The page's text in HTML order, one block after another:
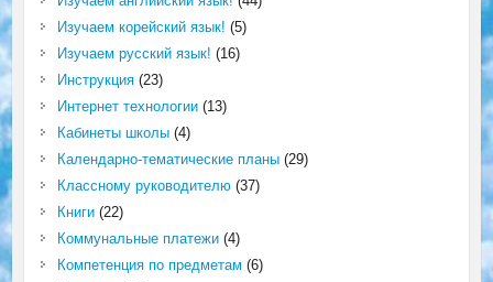
Изучаем корейский язык! (5)
Изучаем русский язык! (16)
Инструкция(23)
Интернет технологии(13)
Кабинеты школы(4)
Календарно-тематические планы(29)
Классному руководителю(37)
Книги(22)
Коммунальные платежи(4)
Компетенция по предметам (6)